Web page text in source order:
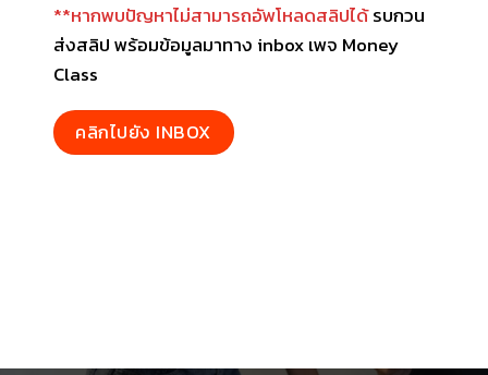
**หากพบปัญหาไม่สามารถอัพโหลดสลิปได้รบกวน
ส่งสลิป พร้อมข้อมูลมาทาง inbox เพจ Money
Class
คลิกไปยัง INBOX